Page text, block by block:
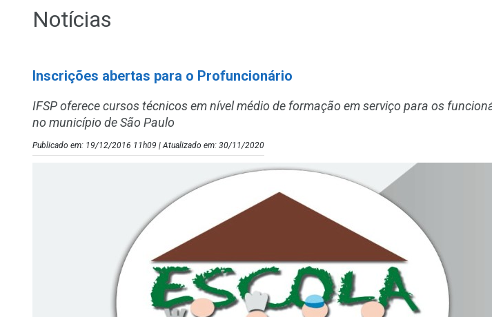
Notícias
Inscrições abertas para o Profuncionário
IFSP oferece cursos técnicos em nível médio de formação em serviço para os
no município de São Paulo
Publicado em: 19/12/2016 11h09 | Atualizado em: 30/11/2020